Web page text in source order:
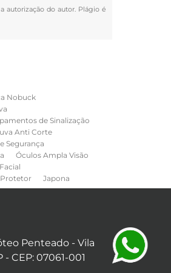
autorização do autor. Plágio é
Nobuck
de Sinalização
Anti Corte
Segurança
Óculos Ampla Visão
Protetor Japona
Penteado - Vila
- CEP: 07061-001